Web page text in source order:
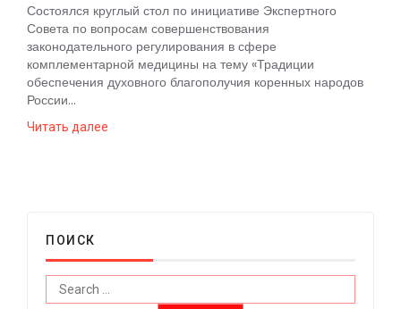
Состоялся круглый стол по инициативе Экспертного
Совета по вопросам совершенствования
законодательного регулирования в сфере
комплементарной медицины на тему «Традиции
обеспечения духовного благополучия коренных народов
России...
Читать далее
ПОИСК